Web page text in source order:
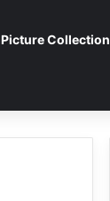
Picture Collection